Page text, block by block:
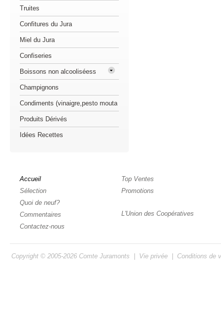
Truites
Confitures du Jura
Miel du Jura
Confiseries
Boissons non alcooliséess
Champignons
Condiments (vinaigre,pesto mouta
Produits Dérivés
Idées Recettes
Accueil
Sélection
Quoi de neuf?
Commentaires
Contactez-nous
Top Ventes
Promotions
L'Union des Coopératives
Copyright © 2005-2026 Comte Juramonts Vie privée Conditions de